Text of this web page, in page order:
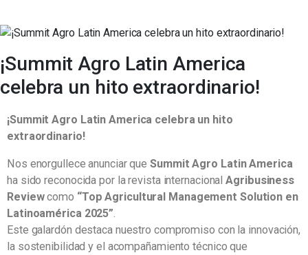
¡Summit Agro Latin America
celebra un hito extraordinario!
¡Summit Agro Latin America celebra un hito
extraordinario!
Nos enorgullece anunciar queSummit Agro Latin America
ha sido reconocida por la revista internacionalAgribusiness
Reviewcomo “Top Agricultural Management Solution en
Latinoamérica 2025”.
Este galardón destaca nuestro compromiso con la innovación,
la sostenibilidad y el acompañamiento técnico que